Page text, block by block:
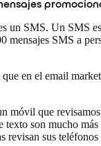
un SMS. Un
SMS a
en el email
móvil que
son mucho
sus